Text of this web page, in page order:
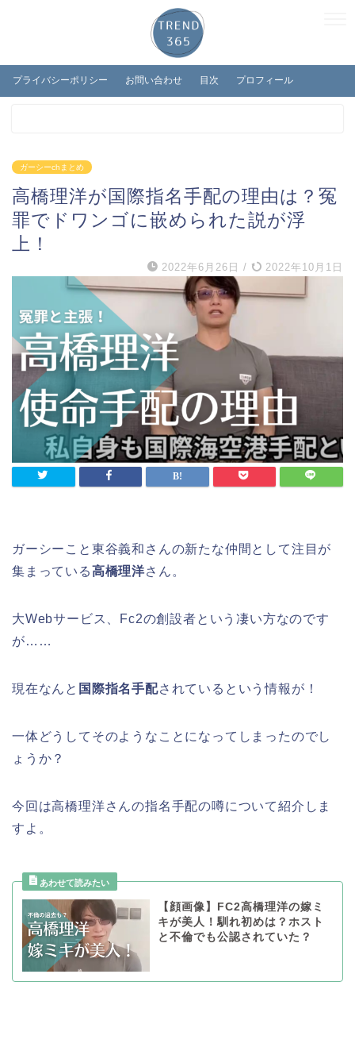
プライバシーポリシー お問い合わせ 目次 プロフィール
ガーシーchまとめ
高橋理洋が国際指名手配の理由は？冤
罪でドワンゴに嵌められた説が浮
上！
2022年6月26日 / 2022年10月1日
ガーシーこと東谷義和さんの新たな仲間として注目が
集まっている高橋理洋さん。
大Webサービス、Fc2の創設者という凄い方なのです
が……
現在なんと 国際指名手配されているという情報が！
一体どうしてそのようなことになってしまったのでし
ょうか？
今回は高橋理洋さんの指名手配の噂について紹介しま
すよ。
【顔画像】FC2高橋理洋の嫁ミ
キが美人！馴れ初めは？ホスト
と不倫でも公認されていた？